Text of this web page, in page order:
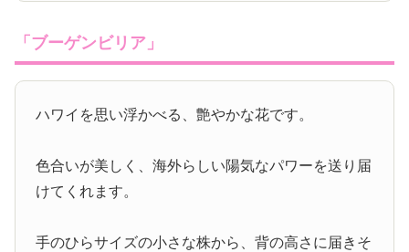
「ブーゲンビリア」
ハワイを思い浮かべる、艶やかな花です。
色合いが美しく、海外らしい陽気なパワーを送り届
けてくれます。
手のひらサイズの小さな株から、背の高さに届きそ